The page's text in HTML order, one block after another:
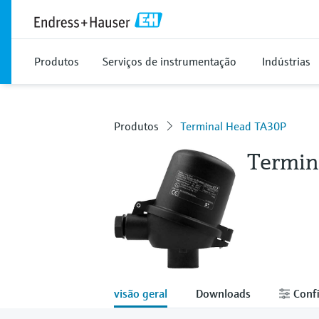
Produtos Serviços de instrumentação Indústrias
Produtos Terminal Head TA30P
visão geral Downloads